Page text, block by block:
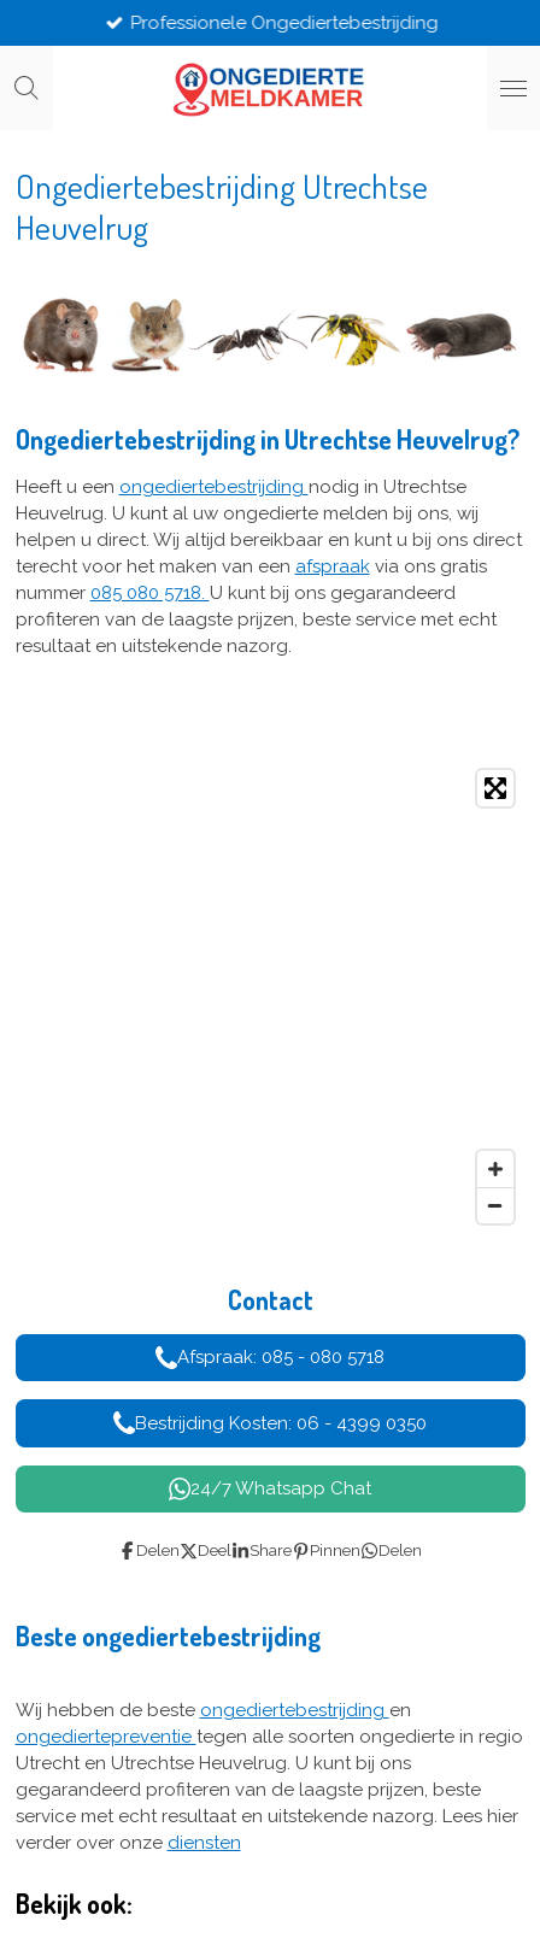
direct
naar
Professionele Ongediertebestrijding
Ongediertebestrijding Utrechtse
Heuvelrug
Ongediertebestrijding in Utrechtse Heuvelrug?
Heeft u een ongediertebestrijding nodig in Utrechtse
Heuvelrug. U kunt al uw ongedierte melden bij ons, wij
helpen u direct. Wij altijd bereikbaar en kunt u bij ons direct
terecht voor het maken van een afspraakvia ons gratis
nummer 085 080 5718. U kunt bij ons gegarandeerd
profiteren van de laagste prijzen, beste service met echt
resultaat en uitstekende nazorg.
Contact
Afspraak: 085 - 080 5718
Bestrijding Kosten: 06 - 4399 0350
24/7 Whatsapp Chat
Delen Deel Share Pinnen Delen
Beste ongediertebestrijding
Wij hebben de beste ongediertebestrijding en
ongediertepreventie tegen alle soorten ongedierte in regio
Utrecht en Utrechtse Heuvelrug. U kunt bij ons
gegarandeerd profiteren van de laagste prijzen, beste
service met echt resultaat en uitstekende nazorg. Lees hier
verder over onze diensten
Bekijk ook: